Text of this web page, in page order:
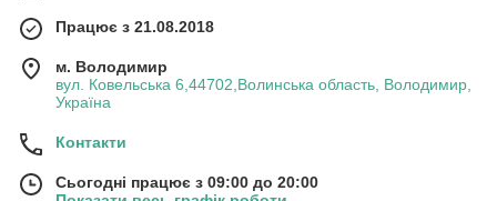
Працює з 21.08.2018
м. Володимир
вул. Ковельська 6,44702,Волинська область, Володимир,
Україна
Контакти
Сьогодні працює з 09:00 до 20:00